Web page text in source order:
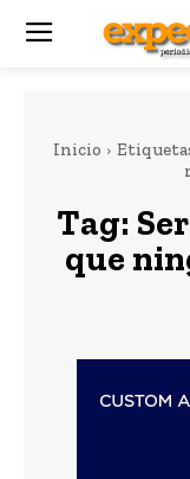
Inicio
Tag:
que